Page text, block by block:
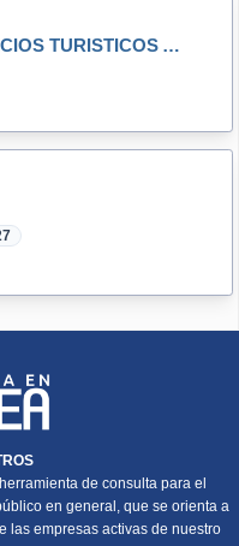
INVERSIONES Y SERVICIOS TURISTICOS ARANJUEZ SOCIEDAD COMERCIAL DE RESPONSABILIDAD LIMITADA-
de consulta para el
en general, que se orienta a
las empresas activas de nuestro